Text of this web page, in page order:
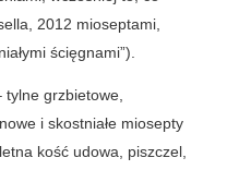
2012 mioseptami,
ścięgnami”).
grzbietowe,
i skostniałe miosepty
kość udowa, piszczel,